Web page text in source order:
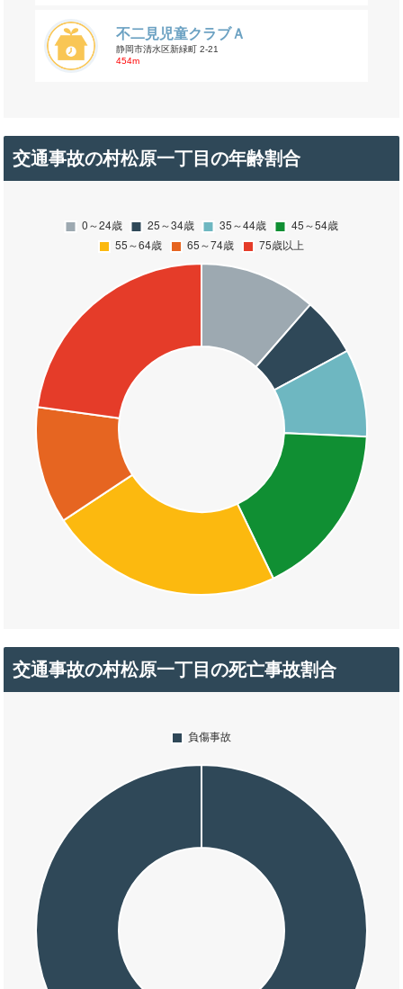
不二見児童クラブＡ
静岡市清水区新緑町 2-21
454m
交通事故の村松原一丁目の年齢割合
交通事故の村松原一丁目の死亡事故割合